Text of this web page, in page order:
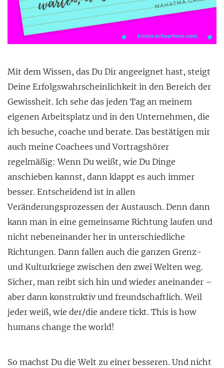
Mit dem Wissen, das Du Dir angeeignet hast, steigt
Deine Erfolgswahrscheinlichkeit in den Bereich der
Gewissheit. Ich sehe das jeden Tag an meinem
eigenen Arbeitsplatz und in den Unternehmen, die
ich besuche, coache und berate. Das bestätigen mir
auch meine Coachees und Vortragshörer
regelmäßig: Wenn Du weißt, wie Du Dinge
anschieben kannst, dann klappt es auch immer
besser. Entscheidend ist in allen
Veränderungsprozessen der Austausch. Denn dann
kann man in eine gemeinsame Richtung laufen und
nicht nebeneinander her in unterschiedliche
Richtungen. Dann fallen auch die ganzen Grenz-
und Kulturkriege zwischen den zwei Welten weg.
Sicher, man reibt sich hin und wieder aneinander –
aber dann konstruktiv und freundschaftlich. Weil
jeder weiß, wie der/die andere tickt. This is how
humans change the world!
So machst Du die Welt zu einer besseren. Und nicht